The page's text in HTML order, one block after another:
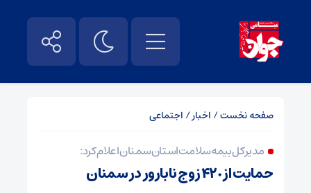
صفحه نخست/ اخبار/ اجتماعی
مدیرکل بیمه سلامت استان سمنان اعلام کرد:
حمایت از ۴۲٠ زوج نابارور در سمنان